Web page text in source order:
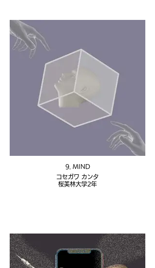
9. MIND
コセガワ カンタ
桜美林大学2年